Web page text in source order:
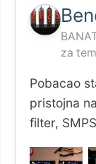
za
Pobacao
pristojna
filter,